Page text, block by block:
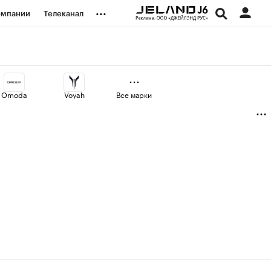
Телеканал ...
Omoda Voyah Все марки